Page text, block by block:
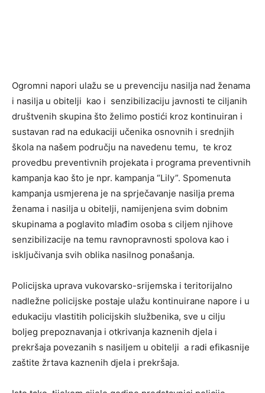
Ogromni napori ulažu se u prevenciju nasilja nad ženama
i nasilja u obitelji kao i senzibilizaciju javnosti te ciljanih
društvenih skupina što želimo postići kroz kontinuiran i
sustavan rad na edukaciji učenika osnovnih i srednjih
škola na našem području na navedenu temu, te kroz
provedbu preventivnih projekata i programa preventivnih
kampanja kao što je npr. kampanja “Lily”. Spomenuta
kampanja usmjerena je na sprječavanje nasilja prema
ženama i nasilja u obitelji, namijenjena svim dobnim
skupinama a poglavito mlađim osoba s ciljem njihove
senzibilizacije na temu ravnopravnosti spolova kao i
isključivanja svih oblika nasilnog ponašanja.
Policijska uprava vukovarsko-srijemska i teritorijalno
nadležne policijske postaje ulažu kontinuirane napore i u
edukaciju vlastitih policijskih službenika, sve u cilju
boljeg prepoznavanja i otkrivanja kaznenih djela i
prekršaja povezanih s nasiljem u obitelji a radi efikasnije
zaštite žrtava kaznenih djela i prekršaja.